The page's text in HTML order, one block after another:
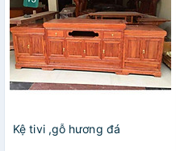
Kệ tivi ,gỗ hương đá